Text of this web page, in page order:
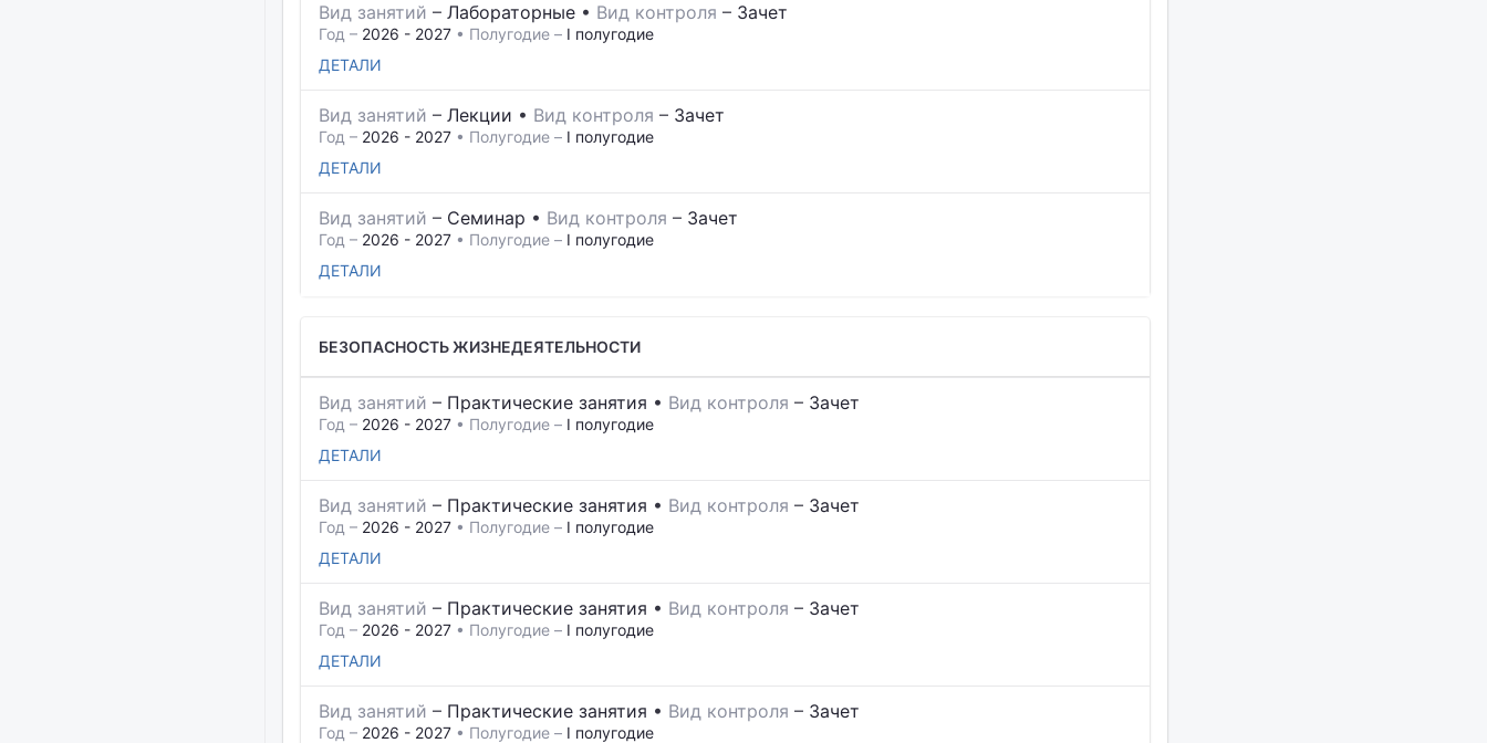
Вид занятий – Лабораторные • Вид контроля – Зачет
Год – 2026 - 2027 • Полугодие – I полугодие
ДЕТАЛИ
Вид занятий – Лекции • Вид контроля – Зачет
Год – 2026 - 2027 • Полугодие – I полугодие
ДЕТАЛИ
Вид занятий – Семинар • Вид контроля – Зачет
Год – 2026 - 2027 • Полугодие – I полугодие
ДЕТАЛИ
БЕЗОПАСНОСТЬ ЖИЗНЕДЕЯТЕЛЬНОСТИ
Вид занятий – Практические занятия • Вид контроля – Зачет
Год – 2026 - 2027 • Полугодие – I полугодие
ДЕТАЛИ
Вид занятий – Практические занятия • Вид контроля – Зачет
Год – 2026 - 2027 • Полугодие – I полугодие
ДЕТАЛИ
Вид занятий – Практические занятия • Вид контроля – Зачет
Год – 2026 - 2027 • Полугодие – I полугодие
ДЕТАЛИ
Вид занятий – Практические занятия • Вид контроля – Зачет
Год – 2026 - 2027 • Полугодие – I полугодие